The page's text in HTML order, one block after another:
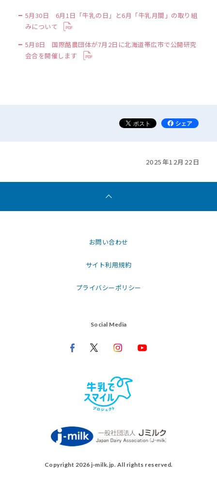
5月30日 6月1日「牛乳の日」と6月「牛乳月間」の取り組
みについて
5月8日 国際酪農団体が7月2日に北海道帯広市で公開研究
会合を開催します
2025年12月22日
Copyright 2026 j‑milk.jp. All rights reserved.
お問い合わせ
サイト利用規約
プライバシーポリシー
Social Media